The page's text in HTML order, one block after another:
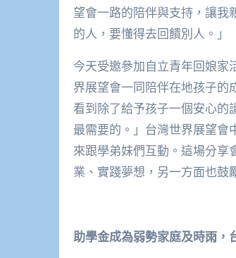
望會一路的陪伴與支持，讓我
的人，要懂得去回饋別人。」
今天受邀參加自立青年回娘家
界展望會一同陪伴在地孩子的
看到除了給予孩子一個安心的
最需要的。」台灣世界展望會
來跟學弟妹們互動。這場分享
業、實踐夢想，另一方面也鼓
助學金成為弱勢家庭及時雨，